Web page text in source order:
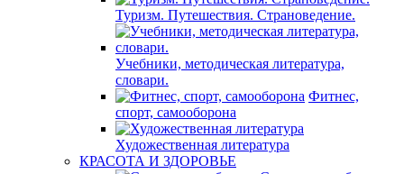
Туризм. Путешествия. Страноведение.
Учебники, методическая литература,
словари.
Фитнес,
спорт, самооборона
Художественная литература
КРАСОТА И ЗДОРОВЬЕ